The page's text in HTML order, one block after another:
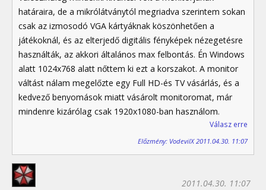
határaira, de a mikrólátványtól megriadva szerintem sokan
csak az izmosodó VGA kártyáknak köszönhetően a
játékoknál, és az elterjedő digitális fényképek nézegetésre
használták, az akkori általános max felbontás. Én Windows
alatt 1024x768 alatt nőttem ki ezt a korszakot. A monitor
váltást nálam megelőzte egy Full HD-és TV vásárlás, és a
kedvező benyomások miatt vásárolt monitoromat, már
mindenre kizárólag csak 1920x1080-ban használom.
Válasz erre
Előzmény: VodevilX 2011.04.30. 11:07
2011.04.30. 11:07